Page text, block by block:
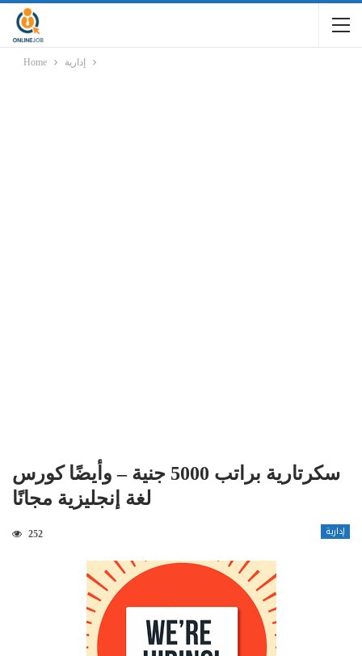
Home إدارية
سكرتارية براتب 5000 جنية – وأيضًا كورس
لغة إنجليزية مجانًا
إدارية 252